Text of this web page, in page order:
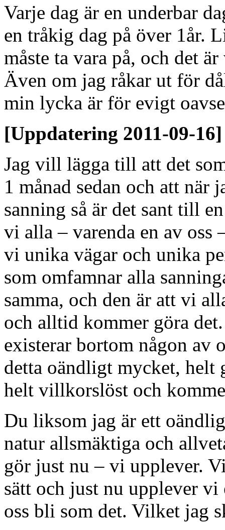
Varje dag är en underbar
en tråkig dag på över 1år.
måste ta vara på, och det
Även om jag råkar ut för
min lycka är för evigt
[Uppdatering 2011-09-16]
Jag vill lägga till att det
1 månad sedan och att när
sanning så är det sant till
vi alla – varenda en av oss
vi unika vägar och unika
som omfamnar alla
samma, och den är att vi
och alltid kommer göra
existerar bortom någon av
detta oändligt mycket, helt
helt villkorslöst och
Du liksom jag är ett
natur allsmäktiga och
gör just nu – vi upplever.
sätt och just nu upplever
oss bli som det. Vilket jag